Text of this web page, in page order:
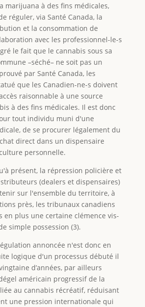
marijuana à des fins médicales,
réguler, via Santé Canada, la
et la consommation de
avec les professionnel-le-s
le fait que le cannabis sous sa
–séché– ne soit pas un
par Santé Canada, les
que les Canadien-ne-s doivent
raisonnable à une source
à des fins médicales. Il est donc
tout individu muni d'une
de se procurer légalement du
direct dans un dispensaire
personnelle.
présent, la répression policière et
(dealers et dispensaires)
sur l'ensemble du territoire, à
près, les tribunaux canadiens
en plus une certaine clémence vis-
simple possession (3).
annoncée n'est donc en
logique d'un processus débuté il
d’années, par ailleurs
américain progressif de la
au cannabis récréatif, réduisant
une pression internationale qui